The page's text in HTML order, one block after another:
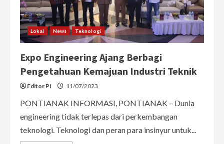
Commit”
Lokal News Teknologi
Expo Engineering Ajang Berbagi
Pengetahuan Kemajuan Industri Teknik
Editor PI 11/07/2023
PONTIANAK INFORMASI, PONTIANAK – Dunia
engineering tidak terlepas dari perkembangan
teknologi. Teknologi dan peran para insinyur untuk...